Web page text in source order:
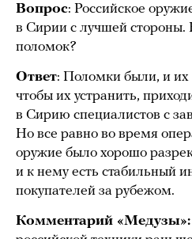
Вопрос: Российское
в Сирии с лучшей стороны.
поломок?
Ответ: Поломки были, и
чтобы их устранить,
в Сирию специалистов с
Но все равно во время
оружие было хорошо
и к нему есть стабильный
покупателей за рубежом.
Комментарий «Медузы»: